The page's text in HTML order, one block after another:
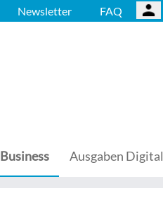
Newsletter FAQ
Business Ausgaben Digital